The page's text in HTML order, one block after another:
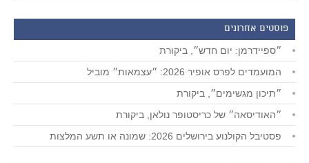
פוסטים אחרונים
״ספיידרמן: יום חדש״, ביקורת
המועמדים לפרס אופיר 2026: ״עצמאות״ מוביל
״תיכון מגשימים״, ביקורת
״האודיסאה״ של כריסטופר נולאן, ביקורת
פסטיבל הקולנוע בירושלים 2026: שמונה או תשע המלצות